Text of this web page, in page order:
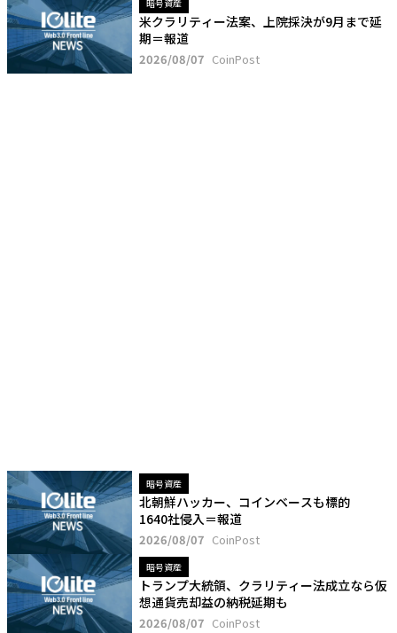
暗号資産
米クラリティー法案、上院採決が9月まで延
期＝報道
2026/08/07 CoinPost
暗号資産
北朝鮮ハッカー、コインベースも標的
1640社侵入＝報道
2026/08/07 CoinPost
暗号資産
トランプ大統領、クラリティー法成立なら仮
想通貨売却益の納税延期も
2026/08/07 CoinPost